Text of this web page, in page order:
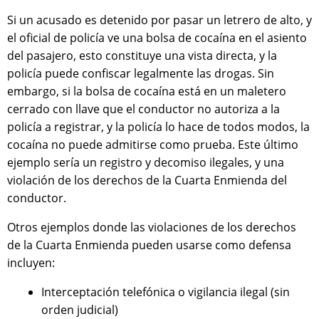
Si un acusado es detenido por pasar un letrero de alto, y
el oficial de policía ve una bolsa de cocaína en el asiento
del pasajero, esto constituye una vista directa, y la
policía puede confiscar legalmente las drogas. Sin
embargo, si la bolsa de cocaína está en un maletero
cerrado con llave que el conductor no autoriza a la
policía a registrar, y la policía lo hace de todos modos, la
cocaína no puede admitirse como prueba. Este último
ejemplo sería un registro y decomiso ilegales, y una
violación de los derechos de la Cuarta Enmienda del
conductor.
Otros ejemplos donde las violaciones de los derechos
de la Cuarta Enmienda pueden usarse como defensa
incluyen:
Interceptación telefónica o vigilancia ilegal (sin
orden judicial)